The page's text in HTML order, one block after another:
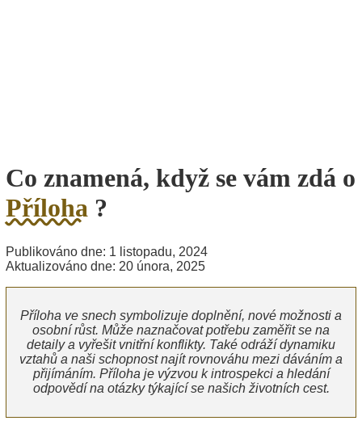
Co znamená, když se vám zdá o
Příloha ?
Publikováno dne: 1 listopadu, 2024
Aktualizováno dne: 20 února, 2025
Příloha ve snech symbolizuje doplnění, nové možnosti a
osobní růst. Může naznačovat potřebu zaměřit se na
detaily a vyřešit vnitřní konflikty. Také odráží dynamiku
vztahů a naši schopnost najít rovnováhu mezi dáváním a
přijímáním. Příloha je výzvou k introspekci a hledání
odpovědí na otázky týkající se našich životních cest.